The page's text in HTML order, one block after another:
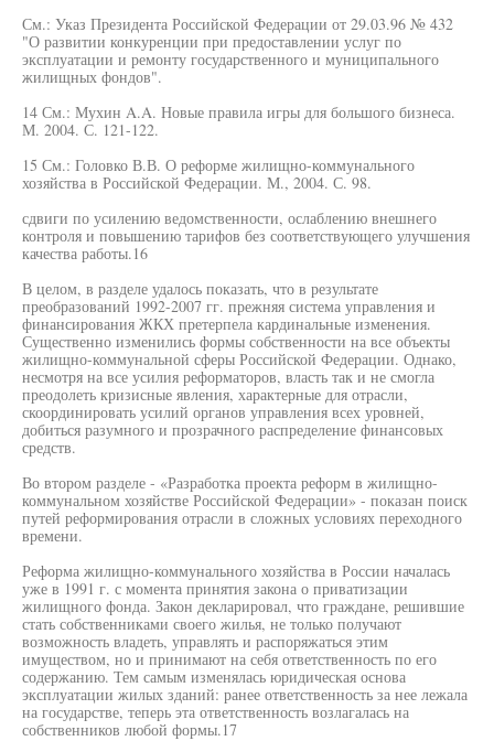
См.: Указ Президента Российской Федерации от 29.03.96 № 432
"О развитии конкуренции при предоставлении услуг по
эксплуатации и ремонту государственного и муниципального
жилищных фондов".
14 См.: Мухин A.A. Новые правила игры для большого бизнеса.
М. 2004. С. 121-122.
15 См.: Головко В.В. О реформе жилищно-коммунального
хозяйства в Российской Федерации. М., 2004. С. 98.
сдвиги по усилению ведомственности, ослаблению внешнего
контроля и повышению тарифов без соответствующего улучшения
качества работы.16
В целом, в разделе удалось показать, что в результате
преобразований 1992-2007 гг. прежняя система управления и
финансирования ЖКХ претерпела кардинальные изменения.
Существенно изменились формы собственности на все объекты
жилищно-коммунальной сферы Российской Федерации. Однако,
несмотря на все усилия реформаторов, власть так и не смогла
преодолеть кризисные явления, характерные для отрасли,
скоординировать усилий органов управления всех уровней,
добиться разумного и прозрачного распределение финансовых
средств.
Во втором разделе - «Разработка проекта реформ в жилищно-
коммунальном хозяйстве Российской Федерации» - показан поиск
путей реформирования отрасли в сложных условиях переходного
времени.
Реформа жилищно-коммунального хозяйства в России началась
уже в 1991 г. с момента принятия закона о приватизации
жилищного фонда. Закон декларировал, что граждане, решившие
стать собственниками своего жилья, не только получают
возможность владеть, управлять и распоряжаться этим
имуществом, но и принимают на себя ответственность по его
содержанию. Тем самым изменялась юридическая основа
эксплуатации жилых зданий: ранее ответственность за нее лежала
на государстве, теперь эта ответственность возлагалась на
собственников любой формы.17